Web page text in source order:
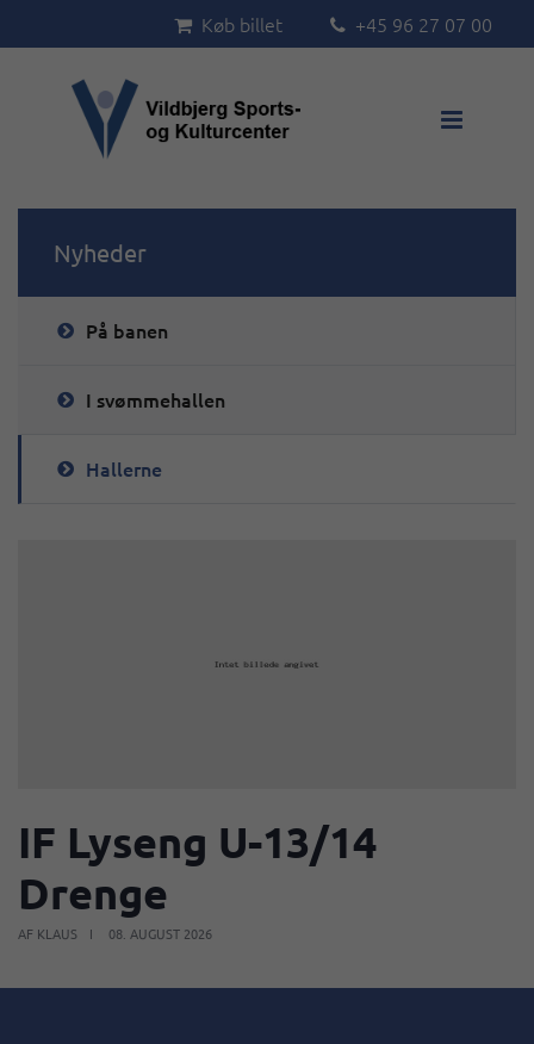
 +45 96 27 07 00
 Køb billet

Nyheder
På banen
I svømmehallen
Hallerne
IF Lyseng U-13/14
Drenge
AF KLAUS 08. AUGUST 2026